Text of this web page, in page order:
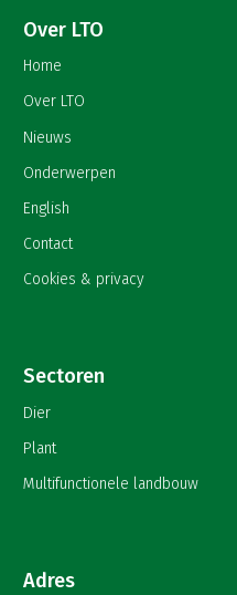
Over LTO
Home
Over LTO
Nieuws
Onderwerpen
English
Contact
Cookies & privacy
Sectoren
Dier
Plant
Multifunctionele landbouw
Adres